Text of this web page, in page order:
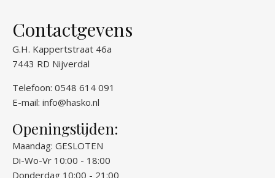
Contactgevens
G.H. Kappertstraat 46a
7443 RD Nijverdal
Telefoon: 0548 614 091
E-mail: info@hasko.nl
Openingstijden:
Maandag: GESLOTEN
Di-Wo-Vr 10:00 - 18:00
Donderdag 10:00 - 21:00